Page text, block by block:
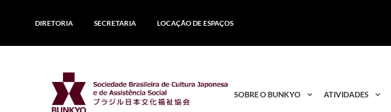
DIRETORIA SECRETARIA LOCAÇÃO DE ESPAÇOS
SOBRE O BUNKYO ATIVIDADES